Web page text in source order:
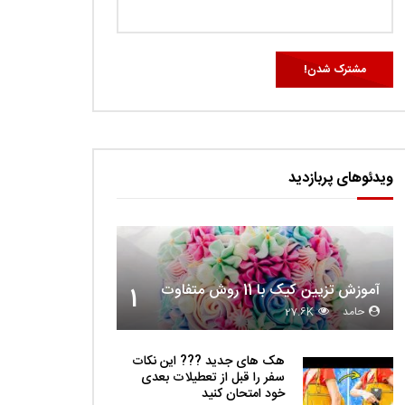
ویدئوهای پربازدید
1 آموزش تزیین کیک با 11 روش متفاوت
حامد 27.6K
هک های جدید ??️? این نکات
سفر را قبل از تعطیلات بعدی
خود امتحان کنید